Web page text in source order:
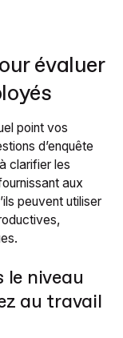
évaluer
point vos
d’enquête
clarifier les
aux
peuvent utiliser
le niveau
au travail